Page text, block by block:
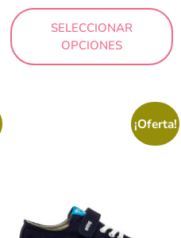
SELECCIONAR
OPCIONES
¡Oferta!